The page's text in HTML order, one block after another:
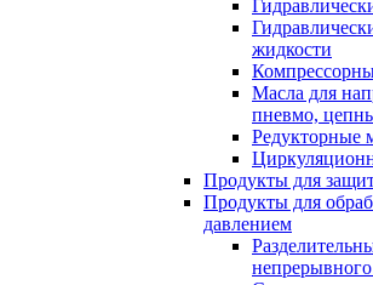
жидкости
Масла для
пневмо,
Редукторные
Продукты для
Продукты для
давлением